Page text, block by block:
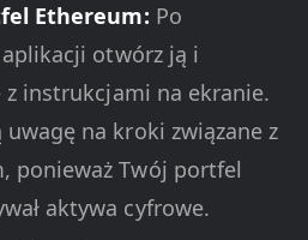
Ethereum: Po
otwórz ją i
instrukcjami na ekranie.
uwagę na kroki związane z
ponieważ Twój portfel
aktywa cyfrowe.